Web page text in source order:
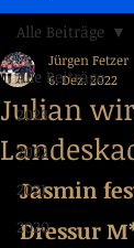
Alle Beiträge
2023
2022
2021
2020
Alle Beiträge
Julian
Jürgen Fetzer
6. Dez. 2022
Jasmin
Dressur